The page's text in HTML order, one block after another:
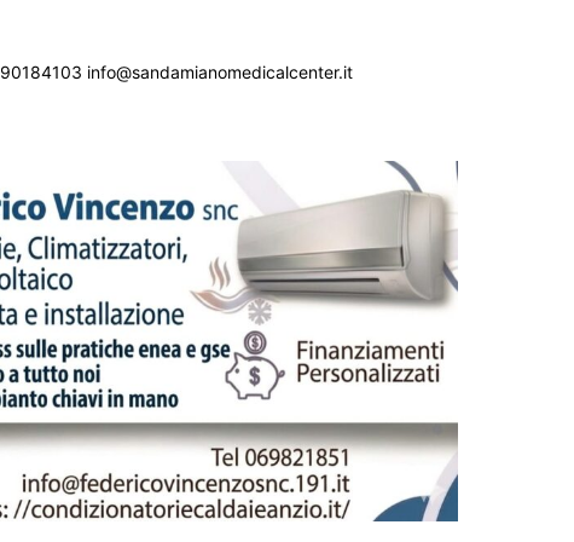
info@sandamianomedicalcenter.it